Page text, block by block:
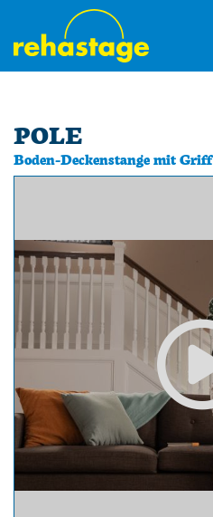
POLE
Boden-Deckenstange mit Griff